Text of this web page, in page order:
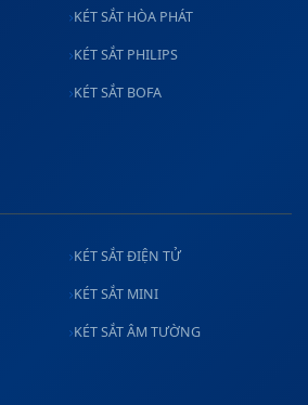
KÉT SẮT HÒA PHÁT
KÉT SẮT PHILIPS
KÉT SẮT BOFA
KÉT SẮT ĐIỆN TỬ
KÉT SẮT MINI
KÉT SẮT ÂM TƯỜNG